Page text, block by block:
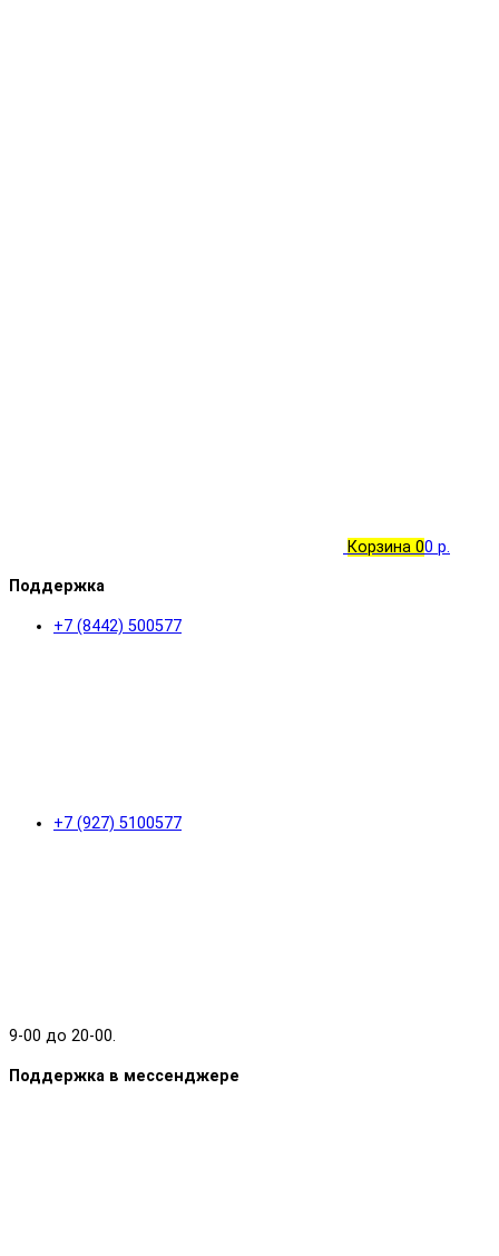
Корзина 00 р.
Поддержка
+7 (8442) 500577
+7 (927) 5100577
9-00 до 20-00.
Поддержка в мессенджере